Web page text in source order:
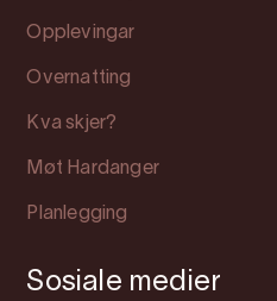
Opplevingar
Overnatting
Kva skjer?
Møt Hardanger
Planlegging
Sosiale medier